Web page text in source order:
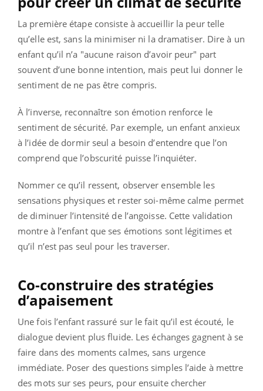
La première étape consiste à accueillir la peur telle
qu’elle est, sans la minimiser ni la dramatiser. Dire à un
enfant qu’il n’a "aucune raison d’avoir peur" part
souvent d’une bonne intention, mais peut lui donner le
sentiment de ne pas être compris.
À l’inverse, reconnaître son émotion renforce le
sentiment de sécurité. Par exemple, un enfant anxieux
à l’idée de dormir seul a besoin d’entendre que l’on
comprend que l’obscurité puisse l’inquiéter.
Nommer ce qu’il ressent, observer ensemble les
sensations physiques et rester soi-même calme permet
de diminuer l’intensité de l’angoisse. Cette validation
montre à l’enfant que ses émotions sont légitimes et
qu’il n’est pas seul pour les traverser.
Co-construire des stratégies
d’apaisement
Une fois l’enfant rassuré sur le fait qu’il est écouté, le
dialogue devient plus fluide. Les échanges gagnent à se
faire dans des moments calmes, sans urgence
immédiate. Poser des questions simples l’aide à mettre
des mots sur ses peurs, pour ensuite chercher